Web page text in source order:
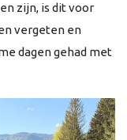
zijn, is dit voor
vergeten en
dagen gehad met